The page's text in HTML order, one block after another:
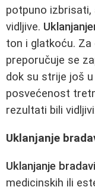
potpuno
vidljive.
ton i glatkoću. Za
preporučuje se
dok su strije još
posvećenost
rezultati bili
Uklanjanje
Uklanjanje
medicinskih ili